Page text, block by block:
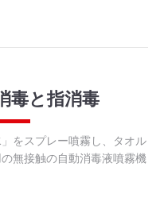
毒と指消毒
をスプレー噴霧し、タオル
無接触の自動消毒液噴霧機